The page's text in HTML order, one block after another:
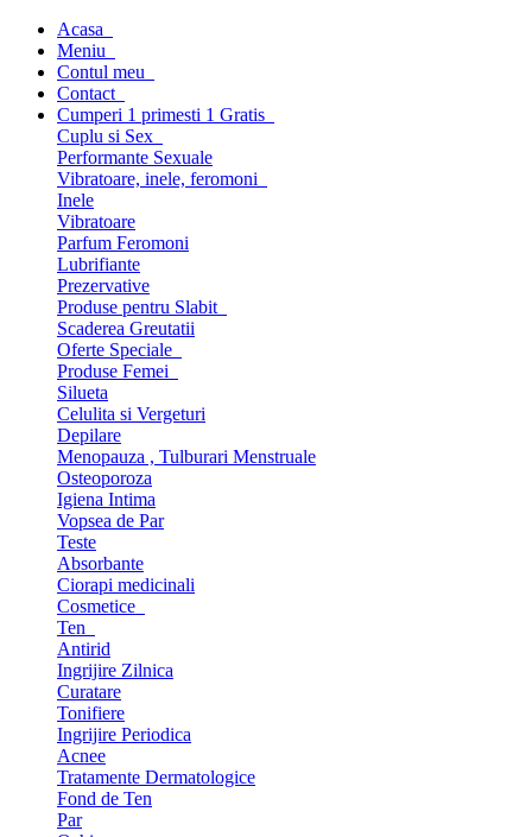
Acasa
Meniu
Contul meu
Contact
Cumperi 1 primesti 1 Gratis
Cuplu si Sex
Performante Sexuale
Vibratoare, inele, feromoni
Inele
Vibratoare
Parfum Feromoni
Lubrifiante
Prezervative
Produse pentru Slabit
Scaderea Greutatii
Oferte Speciale
Produse Femei
Silueta
Celulita si Vergeturi
Depilare
Menopauza , Tulburari Menstruale
Osteoporoza
Igiena Intima
Vopsea de Par
Teste
Absorbante
Ciorapi medicinali
Cosmetice
Ten
Antirid
Ingrijire Zilnica
Curatare
Tonifiere
Ingrijire Periodica
Acnee
Tratamente Dermatologice
Fond de Ten
Par